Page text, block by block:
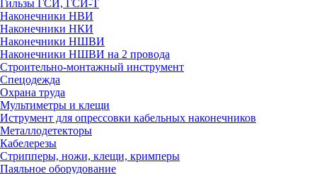
Гильзы ГСИ, ГСИ-Т
Наконечники НВИ
Наконечники НКИ
Наконечники НШВИ
Наконечники НШВИ на 2 провода
Строительно-монтажный инструмент
Спецодежда
Охрана труда
Мультиметры и клещи
Иструмент для опрессовки кабельных наконечников
Металлодетекторы
Кабелерезы
Стрипперы, ножи, клещи, кримперы
Паяльное оборудование